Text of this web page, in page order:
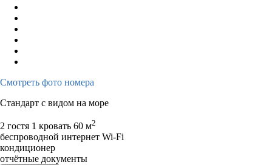
Смотреть фото номера
Стандарт с видом на море
2 гостя 1 кровать 60 м2
беспроводной интернет Wi-Fi
кондиционер
отчётные документы